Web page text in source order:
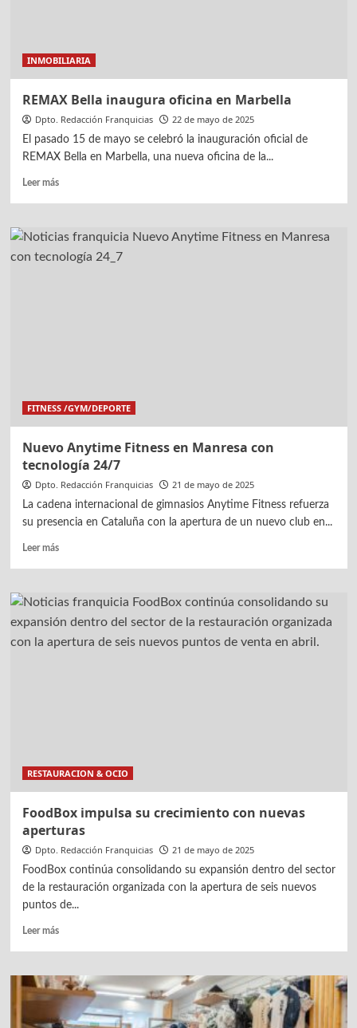
INMOBILIARIA
REMAX Bella inaugura oficina en Marbella
Dpto. Redacción Franquicias 22 de mayo de 2025
El pasado 15 de mayo se celebró la inauguración oficial de
REMAX Bella en Marbella, una nueva oficina de la...
Leer másLeer
Bella
inaugura
FITNESS /GYM/DEPORTE
Nuevo Anytime Fitness en Manresa con
tecnología 24/7
Dpto. Redacción Franquicias 21 de mayo de 2025
La cadena internacional de gimnasios Anytime Fitness refuerza
su presencia en Cataluña con la apertura de un nuevo club en...
Leer másLeer
Anytime
Fitness
RESTAURACION & OCIO
FoodBox impulsa su crecimiento con nuevas
aperturas
Dpto. Redacción Franquicias 21 de mayo de 2025
FoodBox continúa consolidando su expansión dentro del sector
de la restauración organizada con la apertura de seis nuevos
puntos de...
Leer másLeer
FoodBox
impulsa
crecimiento